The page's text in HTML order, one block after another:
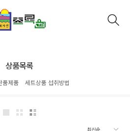
상품목록
품제품 세트상품 섭취방법